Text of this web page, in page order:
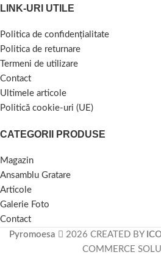
LINK-URI UTILE
Politica de confidențialitate
Politica de returnare
Termeni de utilizare
Contact
Ultimele articole
Politică cookie-uri (UE)
CATEGORII PRODUSE
Magazin
Ansamblu Gratare
Articole
Galerie Foto
Contact
Pyromoesa
2026 CREATED BY
COMMERCE